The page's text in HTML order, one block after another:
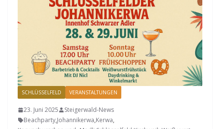
SCHLÜSSELFELD VERANSTALTUNGEN
23. Juni 2025
Steigerwald-News
Beachparty,Johannikerwa,Kerwa,